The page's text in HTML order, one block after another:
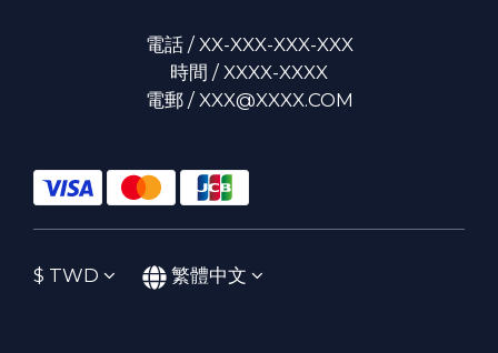
電話 / XX-XXX-XXX-XXX
時間 / XXXX-XXXX
電郵 / XXX@XXXX.COM
$ TWD 繁體中文